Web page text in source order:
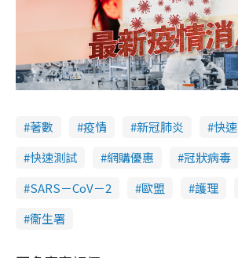
著數 疫情 新冠肺炎
快
快速測試
網購優惠
冠狀病毒
SARS－CoV－2
歐盟 護理
衞生署